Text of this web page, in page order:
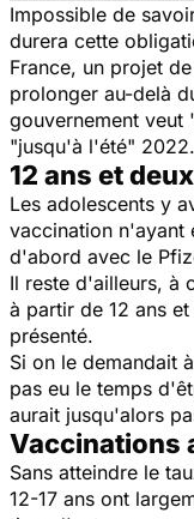
Impossible de
durera cette
France, un projet
prolonger au-delà
gouvernement
"jusqu'à l'été" 2022.
12 ans et
Les adolescents y
vaccination n'ayant
d'abord avec le
Il reste d'ailleurs, à
à partir de 12 ans
présenté.
Si on le demandait
pas eu le temps
aurait jusqu'alors
Vaccinations
Sans atteindre le
12-17 ans ont